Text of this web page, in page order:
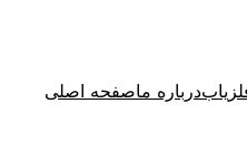
درباره ماصفحه اصلی